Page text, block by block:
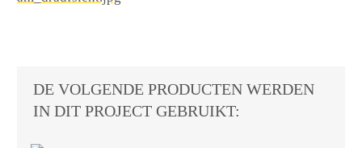
DE VOLGENDE PRODUCTEN WERDEN
IN DIT PROJECT GEBRUIKT: